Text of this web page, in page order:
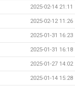
2025-02-14 21:11
2025-02-12 11:26
2025-01-31 16:23
2025-01-31 16:18
2025-01-27 14:02
2025-01-14 15:28